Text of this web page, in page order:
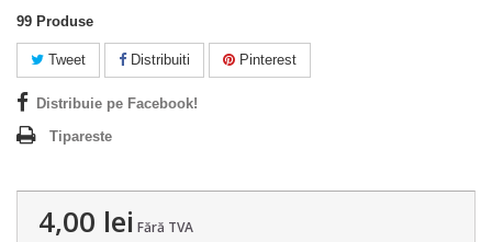
99 Produse
Tweet Distribuiti Pinterest
Distribuie pe Facebook!
Tipareste
4,00 lei Fără TVA